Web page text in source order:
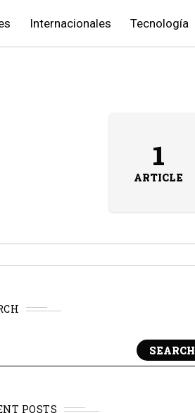
Internacionales Tecnología
1
ARTICLE
SEARCH
POSTS